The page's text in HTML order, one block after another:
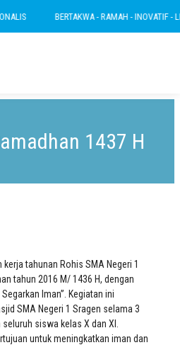
BERTAKWA - RAMAH - INOVATIF -
1437 H
tahunan Rohis SMA Negeri 1
tahun 2016 M/ 1436 H, dengan
Iman”. Kegiatan ini
SMA Negeri 1 Sragen selama 3
siswa kelas X dan XI.
untuk meningkatkan iman dan